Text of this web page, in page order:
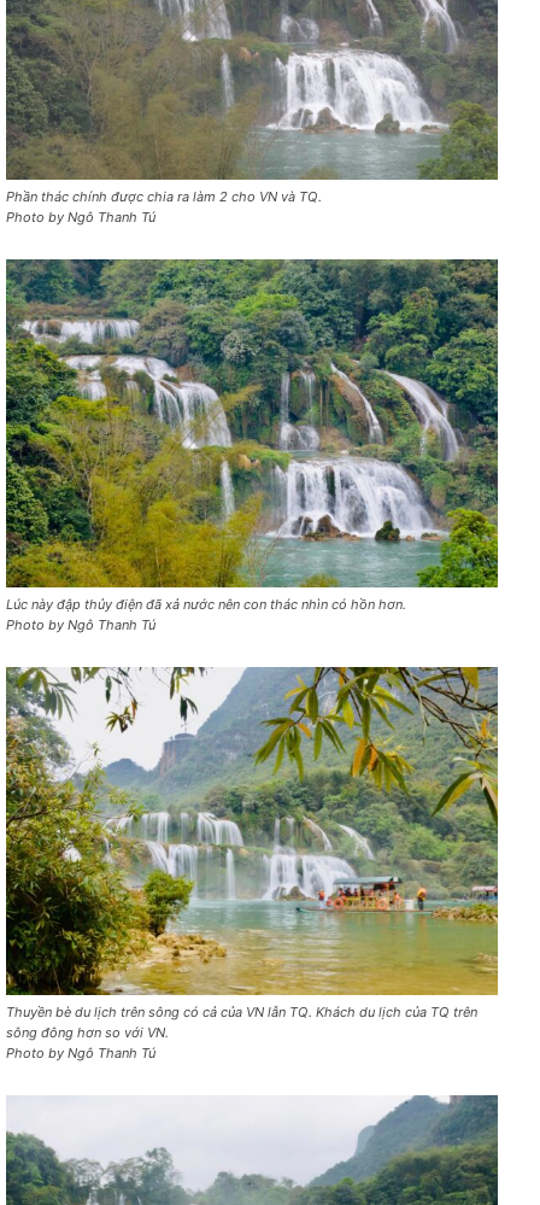
Phần thác chính được chia ra làm 2 cho VN và TQ.
Photo by Ngô Thanh Tú
Lúc này đập thủy điện đã xả nước nên con thác nhìn có hồn hơn.
Photo by Ngô Thanh Tú
Thuyền bè du lịch trên sông có cả của VN lẫn TQ. Khách du lịch của TQ trên
sông đông hơn so với VN.
Photo by Ngô Thanh Tú